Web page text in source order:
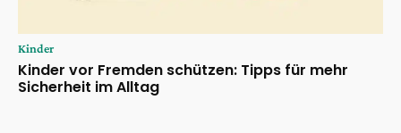
Kinder
Kinder vor Fremden schützen: Tipps für mehr
Sicherheit im Alltag